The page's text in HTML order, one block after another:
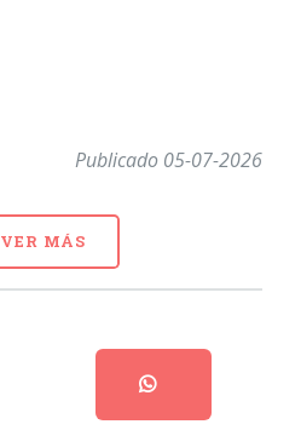
Publicado 05-07-2026
VER MÁS